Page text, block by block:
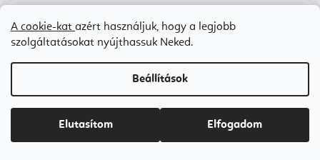
A cookie-kat azért használjuk, hogy a legjobb
szolgáltatásokat nyújthassuk Neked.
Beállítások
Elutasítom Elfogadom
L
Vásárlói vélemények
Összes értékelés